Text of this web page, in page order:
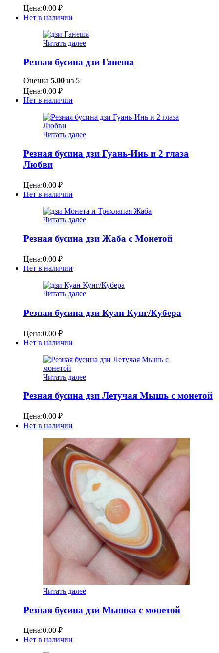
Цена:0.00 ₽
Нет в наличии
Читать далее
Резная бусина дзи Ганеша
Оценка 5.00 из 5
Цена:0.00 ₽
Нет в наличии
Читать далее
Резная бусина дзи Гуань-Инь и 2 глаза
Любви
Цена:0.00 ₽
Нет в наличии
Читать далее
Резная бусина дзи Жаба с Монетой
Цена:0.00 ₽
Нет в наличии
Читать далее
Резная бусина дзи Куан Кунг/Кубера
Цена:0.00 ₽
Нет в наличии
Читать далее
Резная бусина дзи Летучая Мышь с монетой
Цена:0.00 ₽
Нет в наличии
Читать далее
Резная бусина дзи Мышка с монетой
Цена:0.00 ₽
Нет в наличии